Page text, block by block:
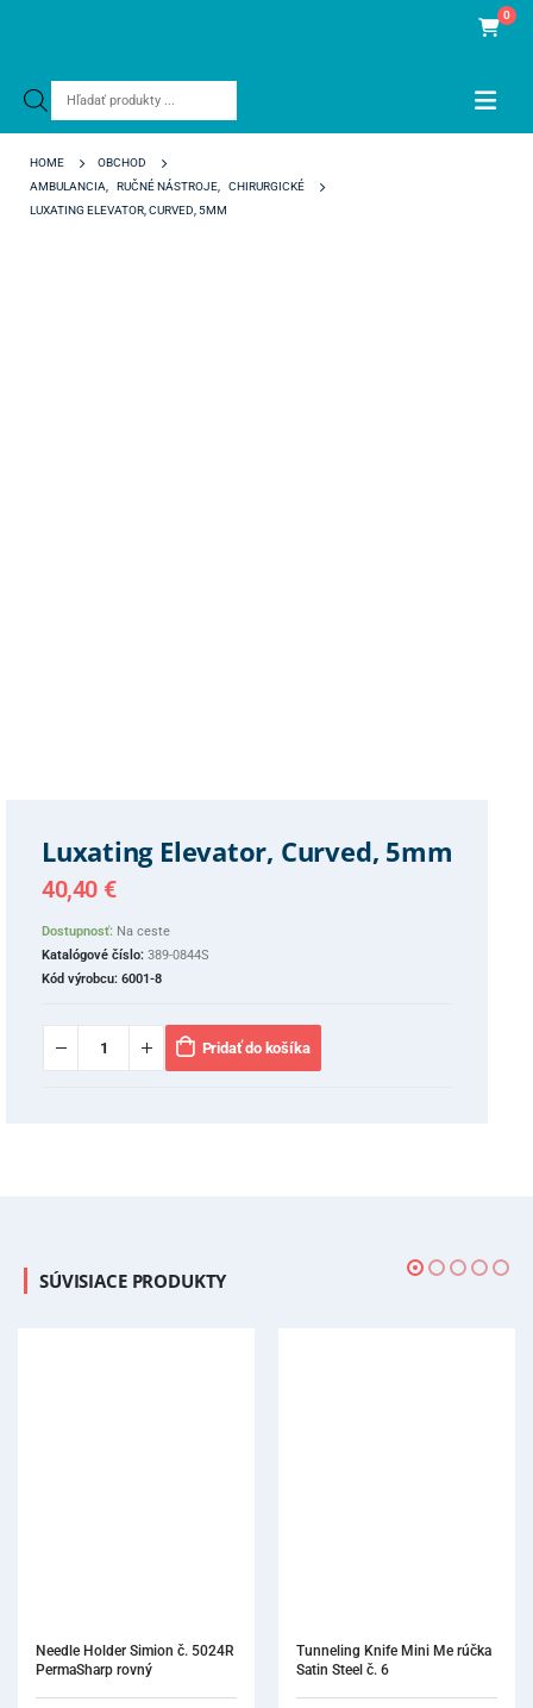
Products
0
HOME
OBCHOD
AMBULANCIA
RUČNÉ NÁSTROJE
CHIRURGICKÉ
LUXATING ELEVATOR, CURVED, 5MM
Luxating Elevator, Curved, 5mm
40,40 €
Dostupnosť: Na ceste
Katalógové číslo: 389-0844S
Kód výrobcu: 6001-8
Pridať do košíka
SÚVISIACE PRODUKTY
Tunneling Knife Mini Me rúčka
Satin Steel č. 6